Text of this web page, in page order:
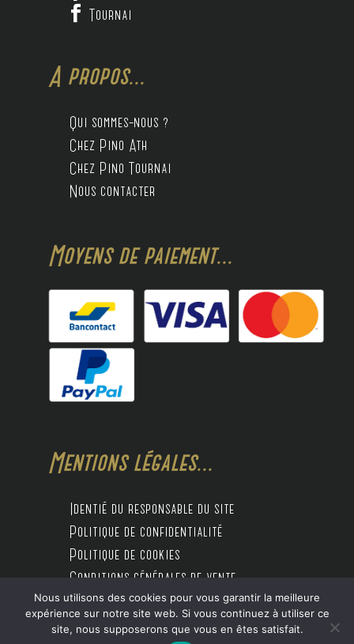
 Tournai
A propos...
Qui sommes-nous ?
Chez Pino Ath
Chez Pino Tournai
Nous contacter
Moyens de paiement...
Mentions légales...
Identié du responsable du site
Politique de confidentialité
Politique de cookies
Conditions générales de vente
Design by Digitalife
Nous utilisons des cookies pour vous garantir la meilleure
expérience sur notre site web. Si vous continuez à utiliser ce
site, nous supposerons que vous en êtes satisfait.